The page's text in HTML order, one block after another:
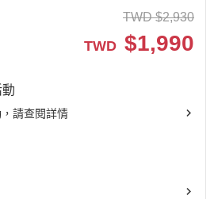
TWD $2,930
TWD $1,990
請查閱詳情